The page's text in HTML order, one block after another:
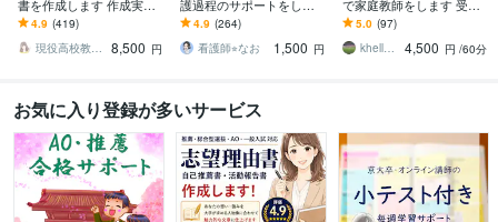
書を作成します 作成実績4
00件超！現役高校教員に
全てお任せください
4.9 (419)
現役高校教員shoko
8,500 円
護過程のサポートをしま
す 看護学生の悩みを全て
解決☆分からないことは
ここで解決！
4.9 (264)
看護師⭐︎なお
1,500 円
で家庭教師をします 受験
指導から学習プラン作
成 定期テストフォロー
まで幅広く対応
5.0 (97)
khellection30
4,500 円 /60分
お気に入り登録が多いサービス